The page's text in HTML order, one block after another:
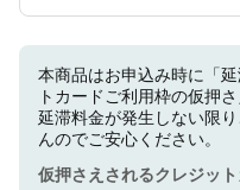
本商品はお申込み時に「
トカードご利用枠の仮押
延滞料金が発生しない限
んのでご安心ください。
仮押さえされるクレジッ